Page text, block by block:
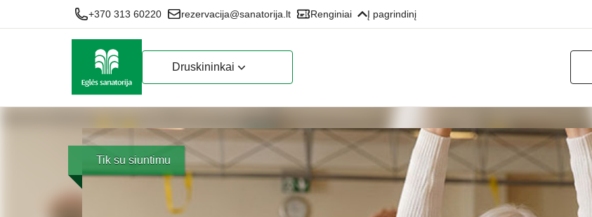
+370 313 60220 rezervacija@sanatorija.lt Renginiai Į pagrindinį
Druskininkai
Tik su siuntimu